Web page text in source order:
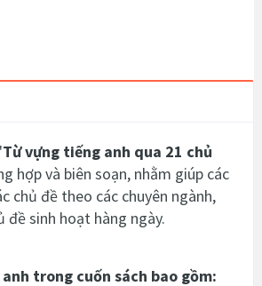
Từ vựng tiếng anh qua 21 chủ
hợp và biên soạn, nhằm giúp các
chủ đề theo các chuyên ngành,
đề sinh hoạt hàng ngày.
trong cuốn sách bao gồm: